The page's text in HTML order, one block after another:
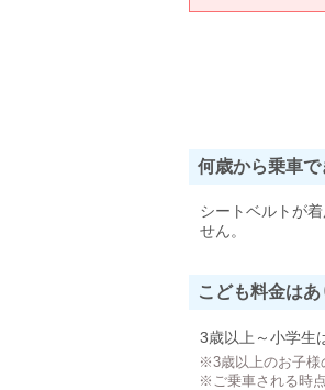
何歳から乗車
シートベルトが
せん。
こども料金はあ
3歳以上～小学生
※3歳以上のお子様
※ご乗車される時